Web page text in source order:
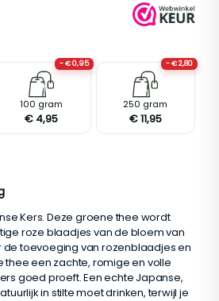
- € 0,95
M
100 gram
€ 4,95
- € 2,80
L
250 gram
€ 11,95
Kers. Deze groene thee wordt
roze blaadjes van de bloem van
de toevoeging van rozenblaadjes en
een zachte, romige en volle
goed proeft. Een echte Japanse,
in stilte moet drinken, terwijl je